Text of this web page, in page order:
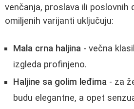
venčanja, proslava ili poslovnih
omiljenih varijanti uključuju:
Mala crna haljina - večna
izgleda profinjeno.
Haljine sa golim leđima - za
budu elegantne, a opet